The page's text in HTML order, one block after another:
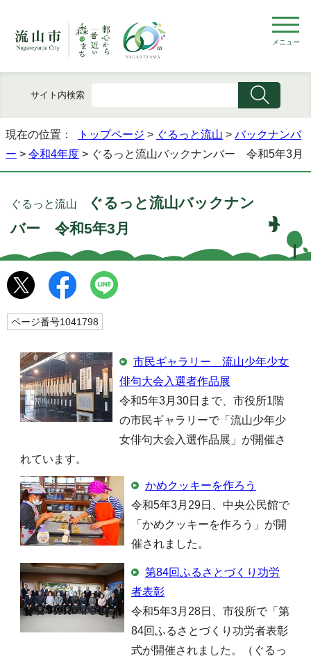
メニュー
サイト内検索
現在の位置： トップページ > ぐるっと流山 > バックナンバ
ー > 令和4年度 > ぐるっと流山バックナンバー 令和5年3月
ぐるっと流山
ぐるっと流山バックナン
バー 令和5年3月
ページ番号1041798
市民ギャラリー 流山少年少女
俳句大会入選者作品展
令和5年3月30日まで、市役所1階
の市民ギャラリーで「流山少年少
女俳句大会入選作品展」が開催さ
れています。
かめクッキーを作ろう
令和5年3月29日、中央公民館で
「かめクッキーを作ろう」が開
催されました。
第84回ふるさとづくり功労
者表彰
令和5年3月28日、市役所で「第
84回ふるさとづくり功労者表彰
式が開催されました。（ぐるっ